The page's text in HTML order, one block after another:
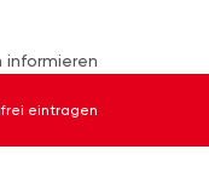
informieren
eintragen